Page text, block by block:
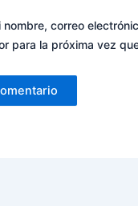
nombre, correo
para la próxima vez